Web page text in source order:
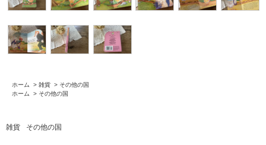
ホーム > 雑貨 > その他の国
ホーム
> その他の国
雑貨 その他の国